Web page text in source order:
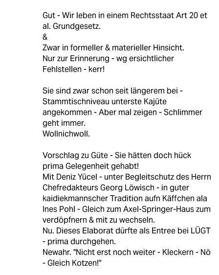
Gut - Wir leben in einem Rechtsstaat Art 20 et
al. Grundgesetz.
&
Zwar in formeller & materieller Hinsicht.
Nur zur Erinnerung - wg ersichtlicher
Fehlstellen - kerr!
Sie sind zwar schon seit längerem bei -
Stammtischniveau unterste Kajüte
angekommen - Aber mal zeigen - Schlimmer
geht immer.
Wollnichwoll.
Vorschlag zu Güte - Sie hätten doch hück
prima Gelegenheit gehabt!
Mit Deniz Yücel - unter Begleitschutz des Herrn
Chefredakteurs Georg Löwisch - in guter
kaidiekmannscher Tradition aufn Käffchen ala
Ines Pohl - Gleich zum Axel-Springer-Haus zum
verdöpfnern & mit zu wechseln.
Nu. Dieses Elaborat dürfte als Entree bei LÜGT
- prima durchgehen.
Newahr. "Nicht erst noch weiter - Kleckern - Nö
- Gleich Kotzen!"